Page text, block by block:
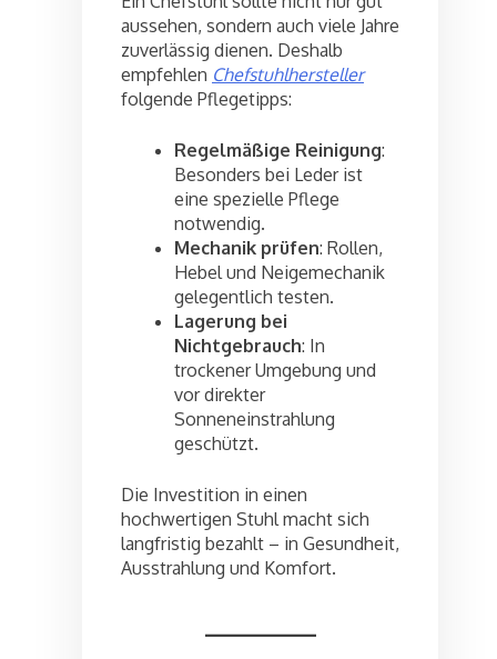
aussehen, sondern auch viele Jahre
zuverlässig dienen. Deshalb
empfehlen Chefstuhlhersteller
folgende Pflegetipps:
Regelmäßige Reinigung:
Besonders bei Leder ist
eine spezielle Pflege
notwendig.
Mechanik prüfen: Rollen,
Hebel und Neigemechanik
gelegentlich testen.
Lagerung bei
Nichtgebrauch: In
trockener Umgebung und
vor direkter
Sonneneinstrahlung
geschützt.
Die Investition in einen
hochwertigen Stuhl macht sich
langfristig bezahlt – in Gesundheit,
Ausstrahlung und Komfort.